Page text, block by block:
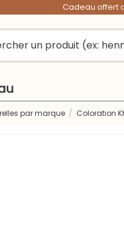
Cadeau offert
par marque Coloration